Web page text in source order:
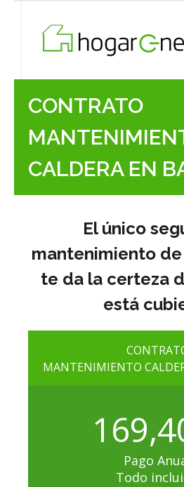
CONTRATO
CALDERA EN
El único
mantenimiento
te da la certeza
está
MANTENIMIENTO
Pago
Todo